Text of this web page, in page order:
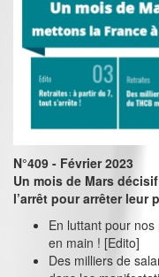
N°409 - Février 2023
Un mois de Mars
l’arrêt pour arrêter leur
En luttant pour
en main ! [Edito]
Des milliers de